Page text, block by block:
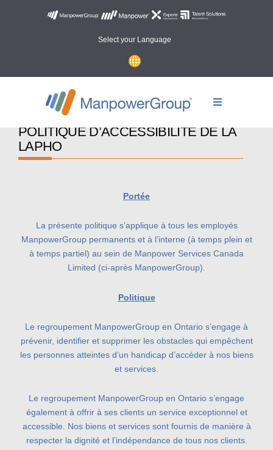
Select your Language
POLITIQUE D’ACCESSIBILITÉ DE LA
LAPHO
Portée
La présente politique s’applique à tous les employés
ManpowerGroup permanents et à l’interne (à temps plein et
à temps partiel) au sein de Manpower Services Canada
Limited (ci-après ManpowerGroup).
Politique
Le regroupement ManpowerGroup en Ontario s’engage à
prévenir, identifier et supprimer les obstacles qui empêchent
les personnes atteintes d’un handicap d’accéder à nos biens
et services.
Le regroupement ManpowerGroup en Ontario s’engage
également à offrir à ses clients un service exceptionnel et
accessible. Nos biens et services sont fournis de manière à
respecter la dignité et l’indépendance de tous nos clients.